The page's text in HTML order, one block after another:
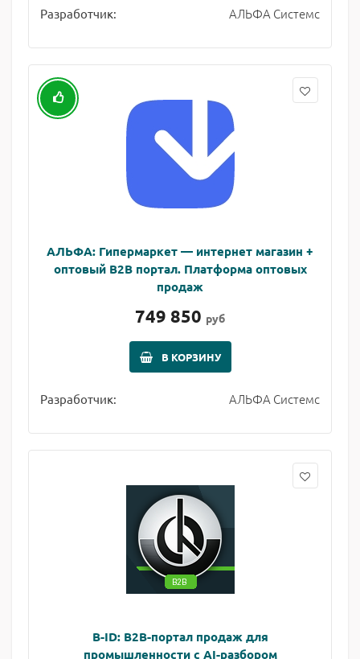
Разработчик: АЛЬФА Системс
АЛЬФА: Гипермаркет — интернет магазин +
оптовый B2B портал. Платформа оптовых
продаж
749 850 руб
В КОРЗИНУ
Разработчик: АЛЬФА Системс
B-ID: B2B-портал продаж для
промышленности с AI-разбором